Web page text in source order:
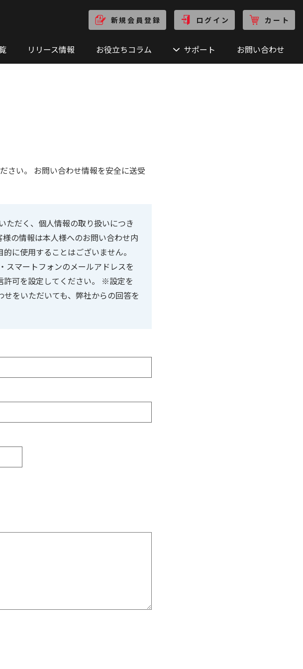
新規会員登録 ログイン カート
リリース情報 お役立ちコラム サポート お問い合わせ
さい。 お問い合わせ情報を安全に送受
だく、個人情報の取り扱いにつき
の情報は本人様へのお問い合わせ内
に使用することはございません。
マートフォンのメールアドレスを
許可を設定してください。 ※設定を
をいただいても、弊社からの回答を